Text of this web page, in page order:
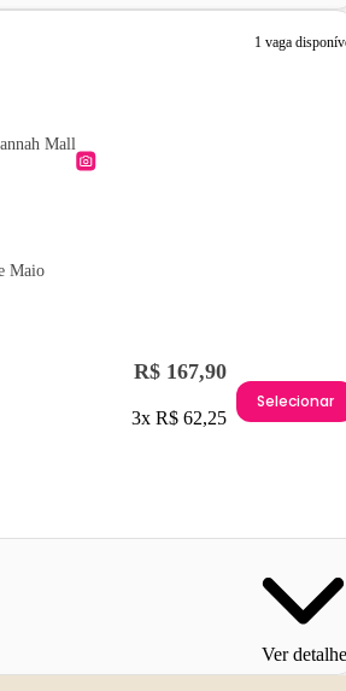
1 vaga
Mall
Maio
R$ 167,90
3x R$ 62,25
Selecionar
Ver